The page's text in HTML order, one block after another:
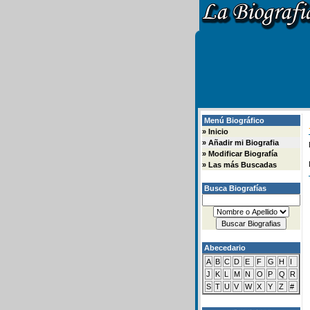
Menú Biográfico
» Inicio
» Añadir mi Biografia
» Modificar Biografía
» Las más Buscadas
Busca Biografías
Abecedario
A B C D E F G H
I
J
K L M N O P Q
R
S T U V W X Y Z #